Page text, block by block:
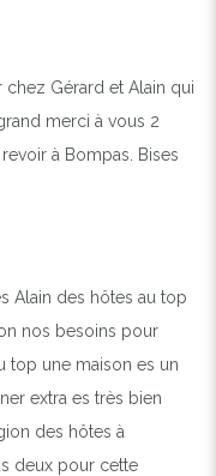
chez Gérard et Alain qui
merci à vous 2
à Bompas. Bises
Alain des hôtes au top
nos besoins pour
top une maison es un
extra es très bien
des hôtes à
deux pour cette